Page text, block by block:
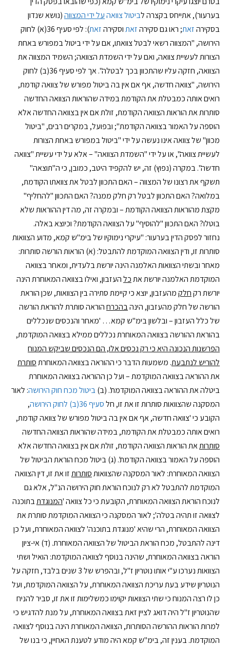
בערעור), אתייחס בקצרה לביטול צוואהעל ידי המצווה(נושא שנדון
בסקירהזאת; ראו גם סקירהזאתוסקירהזאת
): לפי סעיף 36(א) לחוק
הירושה, "המצווה רשאי לבטל צוואתו, אם על ידי ביטול במפורש באחת
הצורות לעשיית צוואה, ואם על ידי השמדת הצוואה; השמיד המצווה את
הצוואה, חזקה עליו שהתכוון בכך לבטלה". אך לפי סעיף 36(ב) לחוק
הירושה, "צוואה חדשה, אף אם אין בה ביטול מפורש של צוואה קודמת,
רואים אותה כמבטלת את הקודמת במידה שהוראות הצוואה החדשה
סותרות את הוראות הצוואה הקודמת, זולת אם אין בצוואה החדשה אלא
הוספה על האמור בצוואה הקודמת"; ובפועל, במקרים רבים, "ביטול
מכוון" של צוואה אינו נעשה על ידי "ביטול במפורש באחת הצורות
לעשיית צוואה", או על ידי "השמדת הצוואה" – אלא על ידי עשיית "צוואה
חדשה". במקרה (נפוץ) זה, יש להקפיד היטב, כמובן, כי ה"תוצאה"
תשקף את רצונו של המצווה – האם התכוון לבטל את צוואתו הקודמת,
במלואה? האם התכוון לבטל רק חלק ממנה? האם התכוון "להחליף"
מקצת מהוראות הצוואה הקודמת – ובמקרה זה, מה דין ההוראות שלא
בוטלו? האם התכוון "להוסיף" על הצוואה הקודמת? וכיוצא באלה.
נחזור לפסק הדין בערעור: "עיקרי נימוקיו של בימ"ש קמא, מדוע הצוואות
סותרות זו, ודין הצוואה המוקדמת להתבטל: (א) הוראות הורשה סותרות:
מאחר ובשתי הצוואות האלמנה הינה יורשת בלעדית, ומאחר בצוואה
המוקדמת האלמנה יורשת אתכלהעזבון, ואילו בצוואה המאוחרת הינה
יורשת רקחלקמהעזבון, יוצא כי קיימת סתירה בין הצוואות, שכן הוראת
הורשה של חלק מהעזבון, הינהבהכרחהוראה סותרת להוראת הורשה
של כלל העזבון – ובלשון בימ"ש קמא… 'מאחר והנכסים שנכללים
בהוראת ההורשה בצוואה המאוחרת נכללים ממילא בצוואה המוקדמת,
הפרשנות הנכונה היא כי רק נכסים אלו, הם הנכסים שביקש המנוח
להוריש לנתבעת. משמעות הדבר כי ההוראה בצוואה המאוחרתסותרת
את ההוראה בצוואה המוקדמת – ועל כן ההוראה בצוואה המאוחרת
ביטלה את ההוראה בצוואה המוקדמת'. (ב)ביטול מכח חוק הירושה: לאור
המסקנה שהצוואות סותרות זו את זו, חלסעיף 36(ב) לחוק הירושה
,
הקובע כי 'צוואה חדשה, אף אם אין בה ביטול מפורש של צוואה קודמת,
רואים אותה כמבטלת את הקודמת, במידה שהוראות הצוואה החדשה
סותרותאת הוראות הצוואה הקודמת, זולת אם אין בצוואה החדשה אלא
הוספה על האמור בצוואה הקודמת'. (ג) ביטול מכח הוראת הביטול של
הצוואה המאוחרת: לאור המסקנה שהצוואותסותרותזו את זו, דין הצוואה
המוקדמת להתבטל לא רק לנוכח הוראת חוק הירושה הנ"ל, אלא גם
לנוכח הוראת הצוואה המאוחרת, הקובעת כי כל צוואה 'המנוגדתבתוכנה
לצוואה זו תהיה בטלה'; לאור המסקנה כי הצוואה המוקדמת סותרת את
הצוואה המאוחרת, הרי שהיא 'מנוגדת בתוכנה' לצוואה המאוחרת, ועל כן
דינה להתבטל, מכח הוראת הביטול של הצוואה המאוחרת. (ד) אי-ציון
הוראה בצוואה המאוחרת, שהינה בנוסף לצוואה המוקדמת: הואיל ושתי
הצוואות נערכו ע"י אותו נוטריון ז"ל, ובהפרש של 3 שנים בלבד, חזקה על
הנוטריון שידע בעת עריכת הצוואה המאוחרת, על הצוואה המוקדמת, ועל
כן לו רצה המנוח כי שתי הצוואות יקוימו כמשלימות זו את זו, סביר להניח
שהנוטריון ז"ל היה דואג לציין זאת בצוואה המאוחרת, על מנת להדגיש כי
למרות הוראות ההורשה הסותרות, הצוואה המאוחרת הינה בנוסף לצוואה
המוקדמת. בענין זה, בימ"ש קמא היה מודע לטענת האחיין, כי בנו של